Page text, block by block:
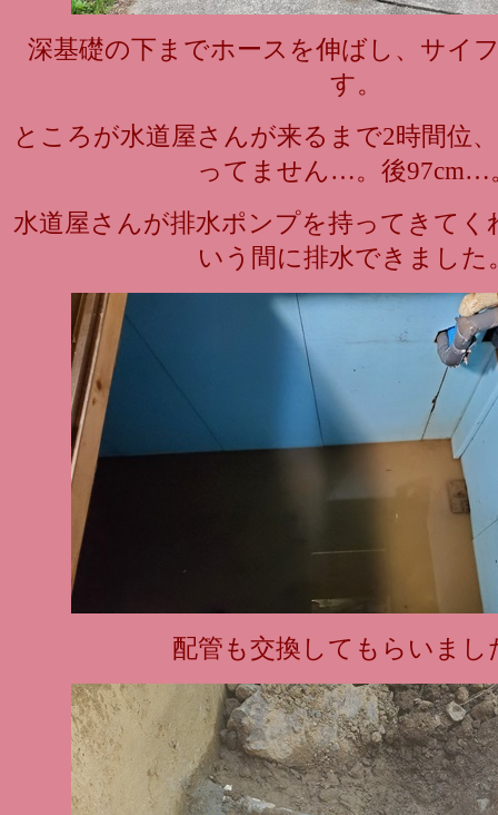
深基礎の下までホースを伸ばし、サイ
す。
ところが水道屋さんが来るまで2時間位
ってません…。後97cm…
水道屋さんが排水ポンプを持ってきてく
いう間に排水できました
配管も交換してもらいまし